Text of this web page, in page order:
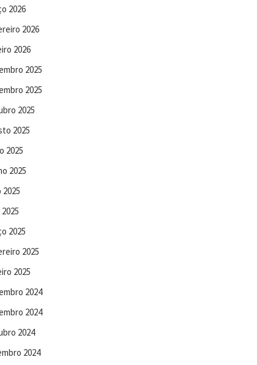
2026
2026
2026
2025
2025
2025
2025
2025
2025
2025
2025
2025
2025
2024
2024
2024
2024